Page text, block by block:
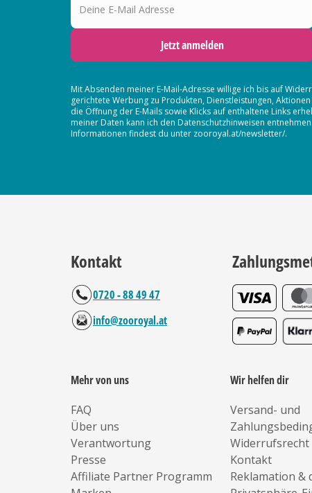
Jetzt anmelden
Mit Absenden meiner E-Mail-Adresse willige ich bis auf
gerichtete Werbung zu Produkten, Dienstleistungen,
die Öffnung der E-Mails sowie Klicks auf enthaltene Links
meiner Daten kann ich den Datenschutzhinweisen
Informationen findest du unter zooroyal.at/newsletter/.
Kontakt
0720 - 88 49 47
info@zooroyal.at
Mehr von uns
FAQ
Über uns
Verantwortung
Presse
Affiliate Partner Programm
Wir helfen dir
Versand- und
Widerrufsrecht
Kontakt
Reklamation &